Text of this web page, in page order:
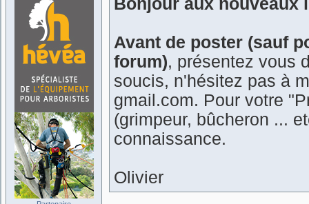
Bonjour aux nouveaux
Avant de poster (sauf
forum), présentez vous
soucis, n'hésitez pas à
gmail.com. Pour votre
(grimpeur, bûcheron ...
connaissance.
Olivier